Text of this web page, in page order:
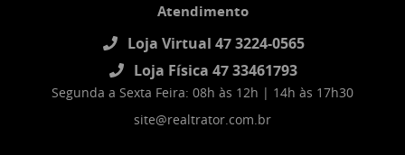
Atendimento
Loja Virtual 47 3224-0565
Loja Física 47 33461793
Segunda a Sexta Feira: 08h às 12h | 14h às 17h30
site@realtrator.com.br